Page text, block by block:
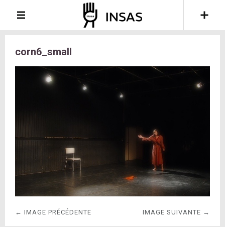
corn6_small
← IMAGE PRÉCÉDENTE IMAGE SUIVANTE →